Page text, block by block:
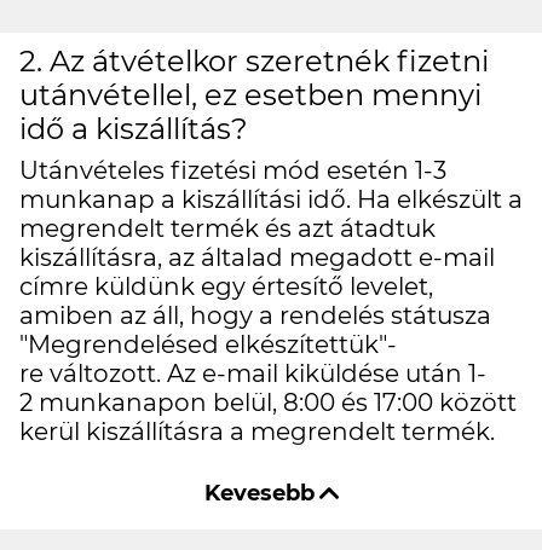
2. Az átvételkor szeretnék fizetni
utánvétellel, ez esetben mennyi
idő a kiszállítás?
Utánvételes fizetési mód esetén 1-3
munkanap a kiszállítási idő. Ha elkészült a
megrendelt termék és azt átadtuk
kiszállításra, az általad megadott e-mail
címre küldünk egy értesítő levelet,
amiben az áll, hogy a rendelés státusza
"Megrendelésed elkészítettük"-
re változott. Az e-mail kiküldése után 1-
2 munkanapon belül, 8:00 és 17:00 között
kerül kiszállításra a megrendelt termék.